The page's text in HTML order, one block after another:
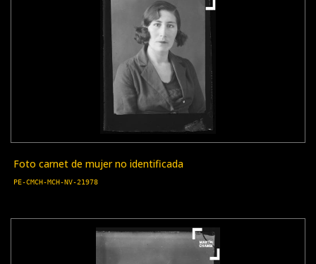
Foto carnet de mujer no identificada
PE-CMCH-MCH-NV-21978